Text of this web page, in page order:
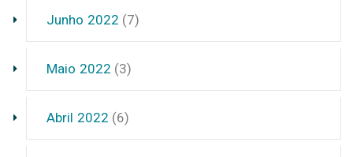
Junho 2022 (7)
Maio 2022 (3)
Abril 2022 (6)